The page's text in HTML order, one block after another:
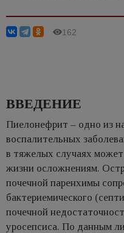
162
ВВЕДЕНИЕ
Пиелонефрит – одно из
воспалительных
в тяжелых случаях
жизни осложнениям.
почечной паренхимы
бактериемического
почечной
уросепсиса. По данным